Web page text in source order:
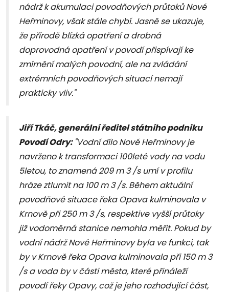
nádrž k akumulaci povodňových průtoků Nové
Heřminovy, však stále chybí. Jasně se ukazuje,
že přírodě blízká opatření a drobná
doprovodná opatření v povodí přispívají ke
zmírnění malých povodní, ale na zvládání
extrémních povodňových situací nemají
prakticky vliv."
Jiří Tkáč, generální ředitel státního podniku
Povodí Odry: "Vodní dílo Nové Heřminovy je
navrženo k transformaci 100leté vody na vodu
5letou, to znamená 209 m 3 /s umí v profilu
hráze ztlumit na 100 m 3 /s. Během aktuální
povodňové situace řeka Opava kulminovala v
Krnově při 250 m 3 /s, respektive vyšší průtoky
již vodoměrná stanice nemohla měřit. Pokud by
vodní nádrž Nové Heřminovy byla ve funkci, tak
by v Krnově řeka Opava kulminovala při 150 m 3
/s a voda by v části města, které přináleží
povodí řeky Opavy, což je jeho rozhodující část,